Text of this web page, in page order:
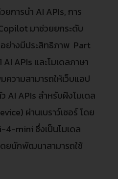
การนำ AI APIs, การ
มาช่วยยกระดับ
ย่างมีประสิทธิภาพ Part
AI APIs และโมเดลภาษา
วามสามารถให้เว็บแอป
AI APIs สำหรับฝังโมเดล
ผ่านเบราว์เซอร์ โดย
4-mini ซึ่งเป็นโมเดล
ยนักพัฒนาสามารถใช้